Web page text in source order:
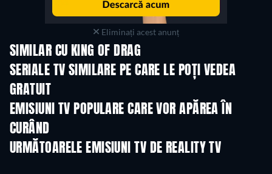
Eliminați acest anunț
SIMILAR CU KING OF DRAG
TV
SERIALE TV SIMILARE PE CARE LE POȚI VEDEA
GRATUIT
EMISIUNI TV POPULARE CARE VOR APĂREA ÎN
CURÂND
URMĂTOARELE EMISIUNI TV DE REALITY TV
Sezonul 3 Sezonul 1